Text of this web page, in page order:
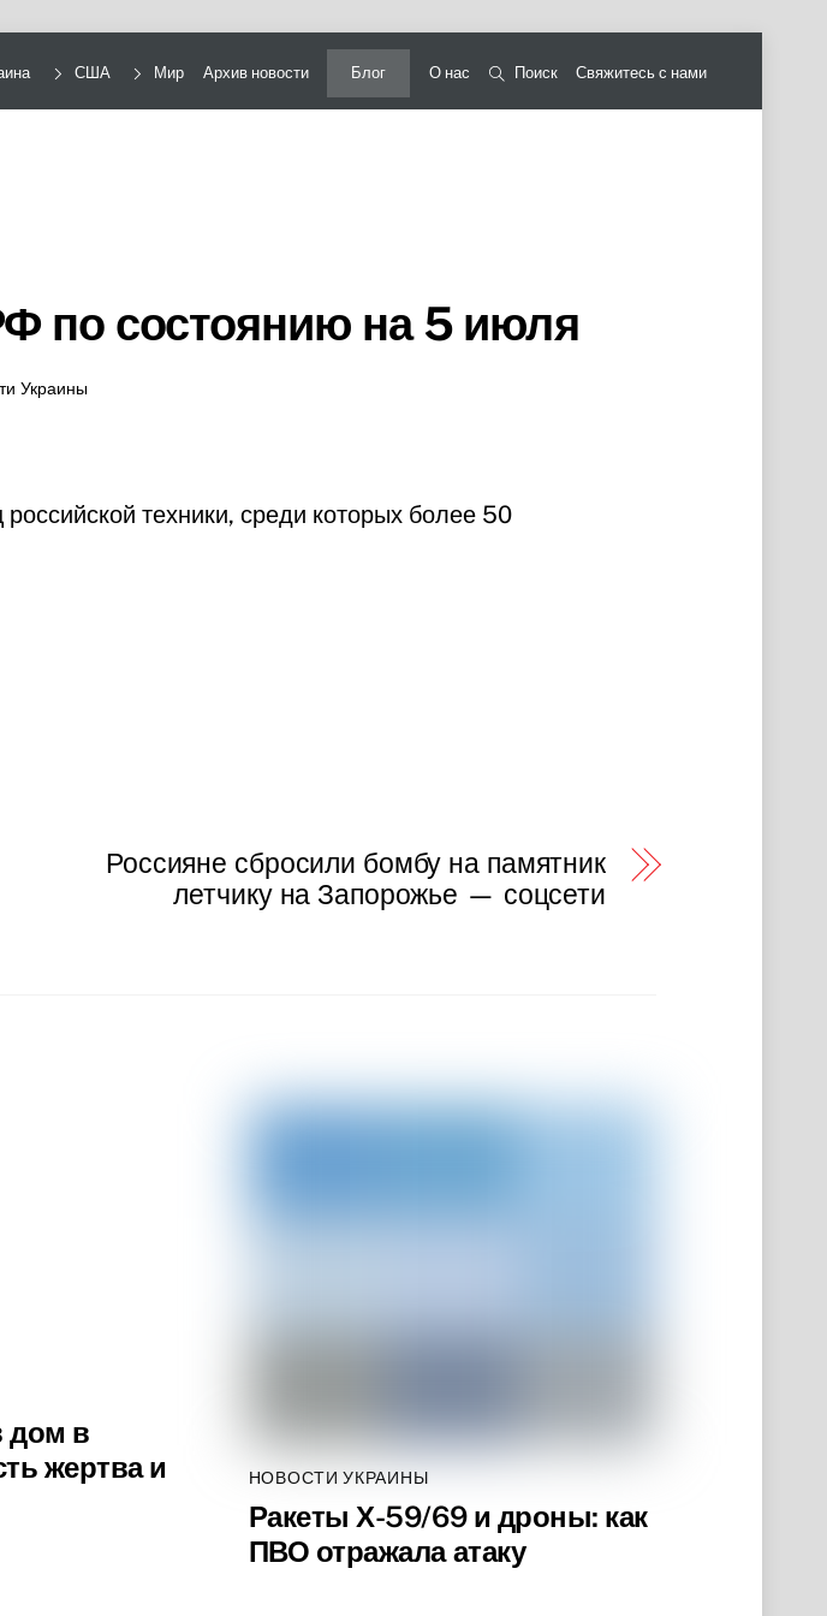
США Мир Архив новости Блог О нас Поиск Свяжитесь с нами
по состоянию на 5 июля
Украины
техники, среди которых более 50
Россияне сбросили бомбу на памятник
летчику на Запорожье — соцсети
дом в
жертва и
НОВОСТИ УКРАИНЫ
Ракеты Х-59/69 и дроны: как
ПВО отражала атаку